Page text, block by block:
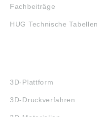
Fachbeiträge
HUG Technische Tabellen
3D-Plattform
3D-Druckverfahren